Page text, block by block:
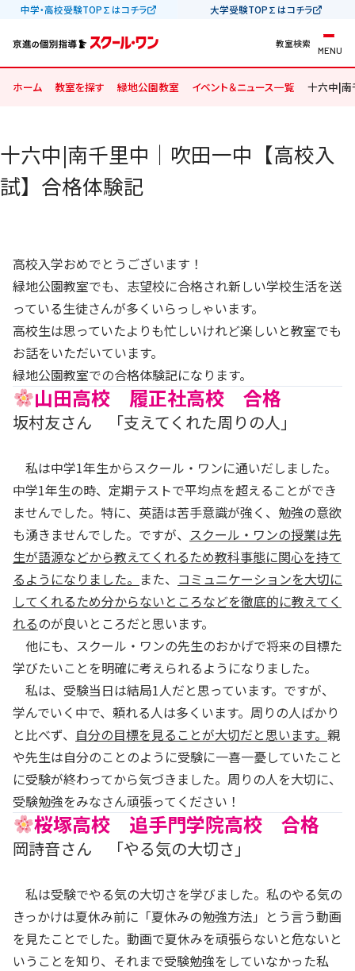
中学・高校受験TOP∑はコチラ 大学受験TOP∑はコチラ
教室検索
MENU
ホーム 教室を探す 緑地公園教室 イベント＆ニュース一覧 十六中|南
十六中|南千里中｜吹田一中【高校入
試】合格体験記
高校入学おめでとうございます！
緑地公園教室でも、志望校に合格され新しい学校生活を送
っている生徒さんが多くいらっしゃいます。
高校生は思っていたよりも忙しいけれど楽しいと教室でも
お話をいただいています。
緑地公園教室での合格体験記になります。
山田高校 履正社高校 合格
坂村友さん 「支えてくれた周りの人」
私は中学1年生からスクール・ワンに通いだしました。
中学1年生の時、定期テストで平均点を超えることができ
ませんでした。特に、英語は苦手意識が強く、勉強の意欲
も湧きませんでした。ですが、 スクール・ワンの授業は先
生が語源などから教えてくれるため教科事態に関心を持て
るようになりました。 また、 コミュニケーションを大切に
してくれるため分からないところなどを徹底的に教えてく
れるのが良いところだと思います。
他にも、スクール・ワンの先生のおかげで将来の目標た
学びたいことを明確に考えられるようになりました。
私は、受験当日は結局1人だと思っています。ですが、
学んでいく中で、頼れる人は多くいます。周りの人ばかり
と比べず、 自分の目標を見ることが大切だと思います。 親
や先生は自分のことのように受験に一喜一憂していたこと
に受験が終わってから気づきました。周りの人を大切に、
受験勉強をみなさん頑張ってください！
桜塚高校 追手門学院高校 合格
岡詩音さん 「やる気の大切さ」
私は受験でやる気の大切さを学びました。私のやる気の
きっかけは夏休み前に「夏休みの勉強方法」とう言う動画
を見たことでした。動画で夏休みを頑張らないと危ないと
いうことを知り、それまで受験勉強をしていなかった私